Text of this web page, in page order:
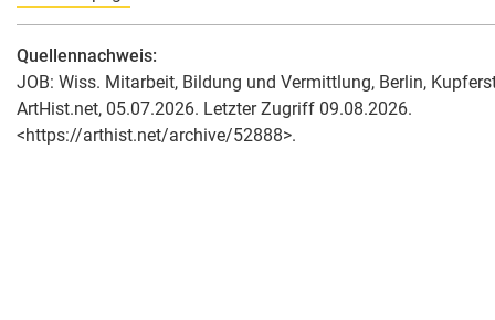
Quellennachweis:
JOB: Wiss. Mitarbeit, Bildung und Vermittlung, Berlin,
ArtHist.net, 05.07.2026. Letzter Zugriff 09.08.2026.
<https://arthist.net/archive/52888>.